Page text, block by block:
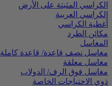
الكراسي المثبتة على الأرض
الكراسي العربية
أغطية الكراسي
مكائن الطرد
المغاسل
مغاسل نصف قاعدة/ قاعدة كاملة
مغاسل معلقة
مغاسل فوق الرف/ الدولاب
ذوي الاحتياجات الخاصة